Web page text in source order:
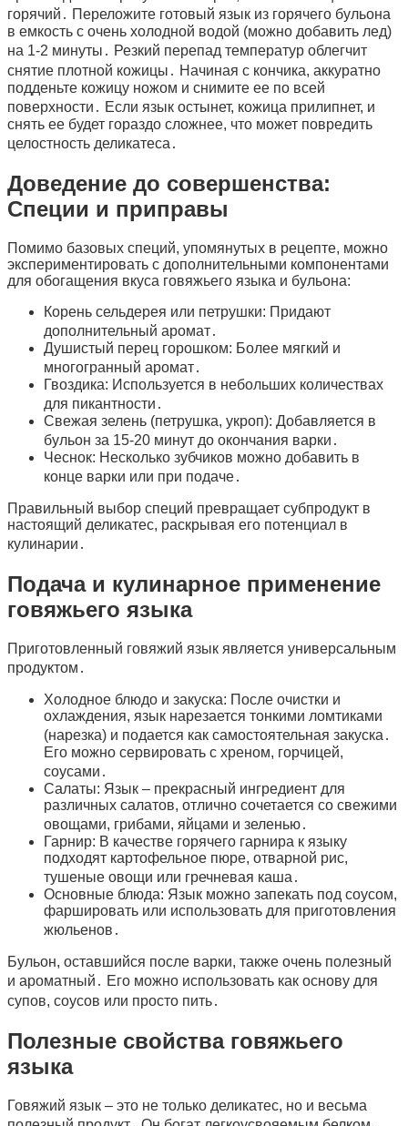
горячий․ Переложите готовый язык из горячего бульона
в емкость с очень холодной водой (можно добавить лед)
на 1-2 минуты․ Резкий перепад температур облегчит
снятие плотной кожицы․ Начиная с кончика, аккуратно
подденьте кожицу ножом и снимите ее по всей
поверхности․ Если язык остынет, кожица прилипнет, и
снять ее будет гораздо сложнее, что может повредить
целостность деликатеса․
Доведение до совершенства:
Специи и приправы
Помимо базовых специй, упомянутых в рецепте, можно
экспериментировать с дополнительными компонентами
для обогащения вкуса говяжьего языка и бульона:
Корень сельдерея или петрушки: Придают
дополнительный аромат․
Душистый перец горошком: Более мягкий и
многогранный аромат․
Гвоздика: Используется в небольших количествах
для пикантности․
Свежая зелень (петрушка, укроп): Добавляется в
бульон за 15-20 минут до окончания варки․
Чеснок: Несколько зубчиков можно добавить в
конце варки или при подаче․
Правильный выбор специй превращает субпродукт в
настоящий деликатес, раскрывая его потенциал в
кулинарии․
Подача и кулинарное применение
говяжьего языка
Приготовленный говяжий язык является универсальным
продуктом․
Холодное блюдо и закуска: После очистки и
охлаждения, язык нарезается тонкими ломтиками
(нарезка) и подается как самостоятельная закуска․
Его можно сервировать с хреном, горчицей,
соусами․
Салаты: Язык – прекрасный ингредиент для
различных салатов, отлично сочетается со свежими
овощами, грибами, яйцами и зеленью․
Гарнир: В качестве горячего гарнира к языку
подходят картофельное пюре, отварной рис,
тушеные овощи или гречневая каша․
Основные блюда: Язык можно запекать под соусом,
фаршировать или использовать для приготовления
жюльенов․
Бульон, оставшийся после варки, также очень полезный
и ароматный․ Его можно использовать как основу для
супов, соусов или просто пить․
Полезные свойства говяжьего
языка
Говяжий язык – это не только деликатес, но и весьма